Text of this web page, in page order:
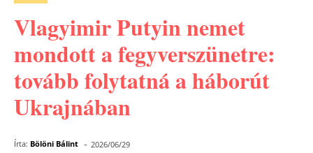
Vlagyimir Putyin nemet
mondott a fegyverszünetre:
tovább folytatná a háborút
Ukrajnában
Írta: Bölöni Bálint - 2026/06/29